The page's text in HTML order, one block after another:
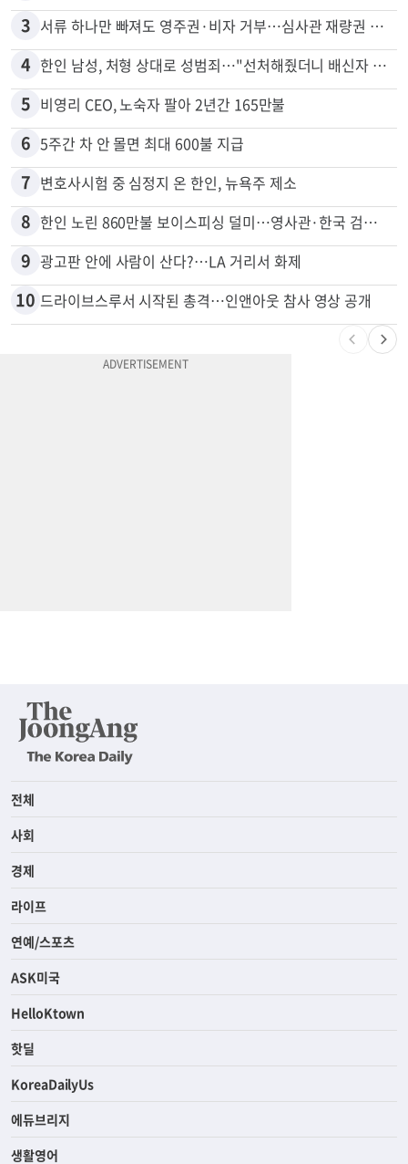
3 서류 하나만 빠져도 영주권·비자 거부…심사관 재량권 대폭 확대
4 한인 남성, 처형 상대로 성범죄…"선처해줬더니 배신자 취급"
5 비영리 CEO, 노숙자 팔아 2년간 165만불
6 5주간 차 안 몰면 최대 600불 지급
7 변호사시험 중 심정지 온 한인, 뉴욕주 제소
8 한인 노린 860만불 보이스피싱 덜미…영사관·한국 검찰 사칭
9 광고판 안에 사람이 산다?…LA 거리서 화제
10 드라이브스루서 시작된 총격…인앤아웃 참사 영상 공개
전체
사회
경제
라이프
연예/스포츠
ASK미국
HelloKtown
핫딜
KoreaDailyUs
에듀브리지
생활영어